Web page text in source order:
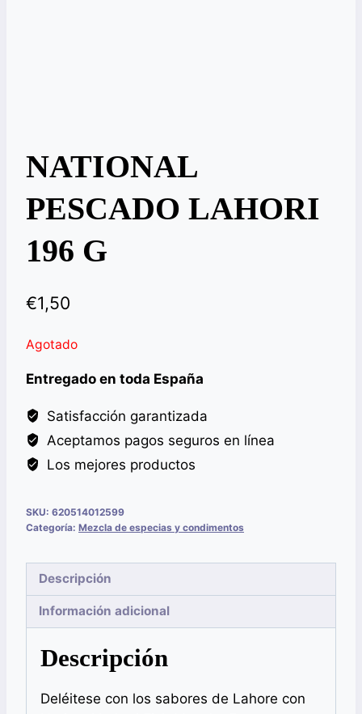
NATIONAL
PESCADO LAHORI
196 G
€1,50
Agotado
Entregado en toda España
Satisfacción garantizada
Aceptamos pagos seguros en línea
Los mejores productos
SKU: 620514012599
Categoría: Mezcla de especias y condimentos
Descripción
Información adicional
Descripción
Deléitese con los sabores de Lahore con